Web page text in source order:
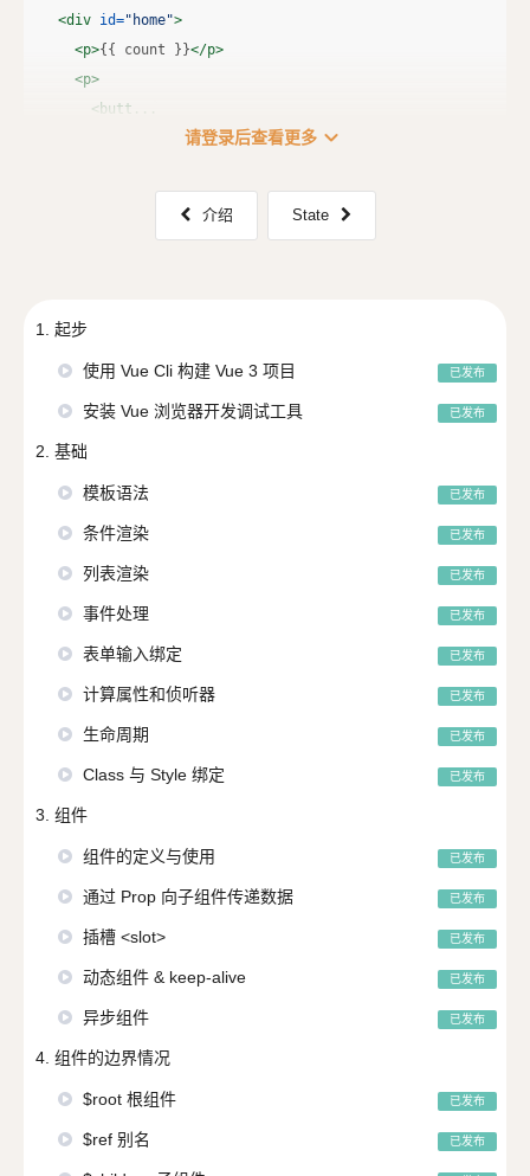
<div id="home">
<p>{{ count }}</p>
<p>
<butt...
请登录后查看更多 expand_more
介绍 State
1. 起步
使用 Vue Cli 构建 Vue 3 项目 已发布
安装 Vue 浏览器开发调试工具 已发布
2. 基础
模板语法 已发布
条件渲染 已发布
列表渲染 已发布
事件处理 已发布
表单输入绑定 已发布
计算属性和侦听器 已发布
生命周期 已发布
Class 与 Style 绑定 已发布
3. 组件
组件的定义与使用 已发布
通过 Prop 向子组件传递数据 已发布
插槽 <slot> 已发布
动态组件 & keep-alive 已发布
异步组件 已发布
4. 组件的边界情况
$root 根组件 已发布
$ref 别名 已发布